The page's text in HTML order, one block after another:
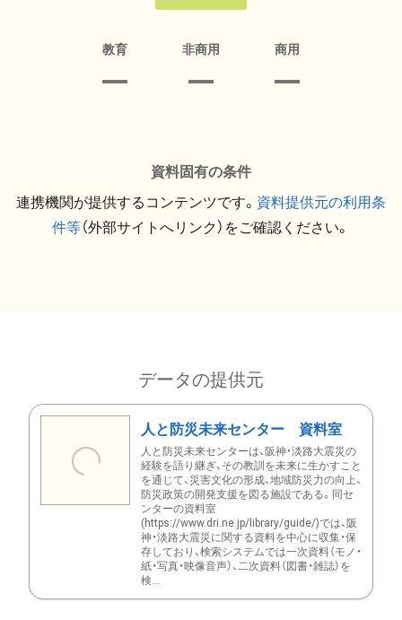
教育 非商用 商用
資料固有の条件
連携機関が提供するコンテンツです。 資料提供元の利用条
件等（外部サイトへリンク）をご確認ください。
データの提供元
人と防災未来センター 資料室
人と防災未来センターは、阪神・淡路大震災の
経験を語り継ぎ、その教訓を未来に生かすこと
を通じて、災害文化の形成、地域防災力の向上、
防災政策の開発支援を図る施設である。同セ
ンターの資料室
(https://www.dri.ne.jp/library/guide/)では、阪
神・淡路大震災に関する資料を中心に収集・保
存しており、検索システムでは一次資料（モノ・
紙・写真・映像音声）、二次資料（図書・雑誌）を
検...